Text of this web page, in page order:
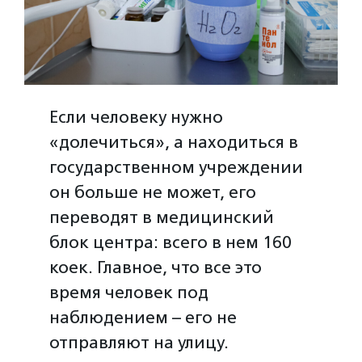
Если человеку нужно
«долечиться», а находиться в
государственном учреждении
он больше не может, его
переводят в медицинский
блок центра: всего в нем 160
коек. Главное, что все это
время человек под
наблюдением – его не
отправляют на улицу.